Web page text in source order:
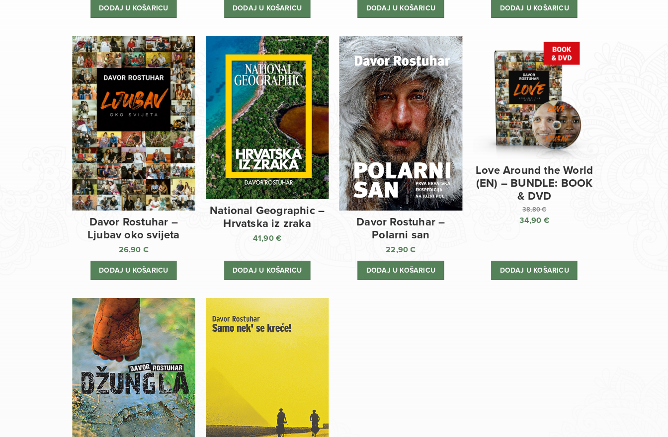
DODAJ U KOŠARICU DODAJ U KOŠARICU DODAJ U KOŠARICU
38,80 €.
34,90 €.
DODAJ U KOŠARICU
Davor Rostuhar –
Ljubav oko svijeta
26,90 €
DODAJ U KOŠARICU
National Geographic –
Hrvatska iz zraka
41,90€
DODAJ U KOŠARICU
Davor Rostuhar –
Polarni san
22,90€
DODAJ U KOŠARICU
Love Around the World
(EN) – BUNDLE: BOOK
& DVD
38,80€
Izvorna
je:
38,80 €.
34,90 €
je:
34,90 €.
DODAJ U KOŠARICU